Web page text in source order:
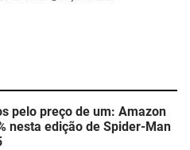
pelo preço de um: Amazon
nesta edição de Spider-Man